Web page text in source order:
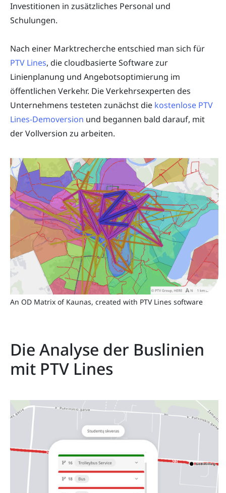
Investitionen in zusätzliches Personal und
Schulungen.
Nach einer Marktrecherche entschied man sich für
PTV Lines, die cloudbasierte Software zur
Linienplanung und Angebotsoptimierung im
öffentlichen Verkehr. Die Verkehrsexperten des
Unternehmens testeten zunächst die kostenlose PTV
Lines-Demoversion und begannen bald darauf, mit
der Vollversion zu arbeiten.
An OD Matrix of Kaunas, created with PTV Lines software
Die Analyse der Buslinien
mit PTV Lines